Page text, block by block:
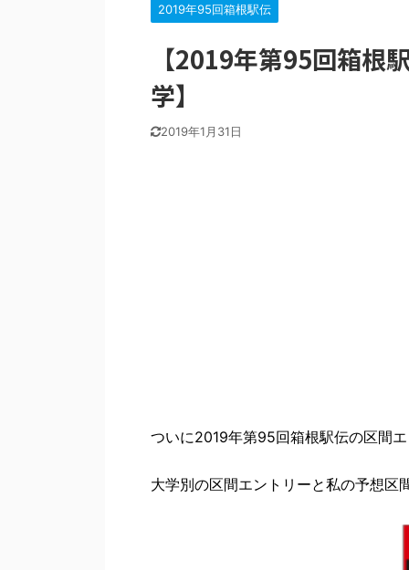
2019年95回箱根駅伝
【2019年第95回箱根
学】
2019年1月31日
ついに2019年第95回箱根駅伝の区間
大学別の区間エントリーと私の予想区